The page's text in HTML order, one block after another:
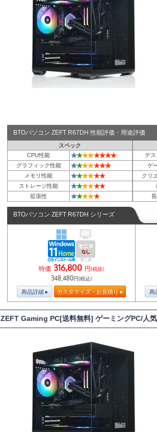
BTOパソコン ZEFT R67DH 性能評価・用途評価
スペック
CPU性能
★★★★★★★★ デス
グラフィック性能
★★★★★★★ ゲ
メモリ性能
★★★★★★ クリ
ストレージ性能
★★★★★★
拡張性
★★★★★
BTOパソコン ZEFT R67DH シリーズ
特価 316,800 円(税抜)
348,480円(税込)
商品詳細 カスタマイズ・お見積り 商
ZEFT Gaming PC[送料無料] ゲーミングPC/人